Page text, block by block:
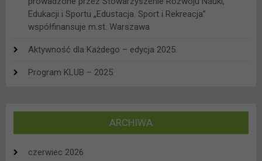
Edukacji i Sportu „Edustacja. Sport i Rekreacja”
współfinansuje m.st. Warszawa
Aktywność dla Każdego – edycja 2025.
Program KLUB – 2025
ARCHIWA
czerwiec 2026